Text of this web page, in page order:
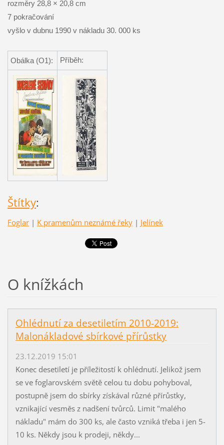
rozměry 28,8 × 20,8 cm
7 pokračování
vyšlo v dubnu 1990 v nákladu 30. 000 ks
Obálka (O1): Příběh:
Štítky:
Foglar | K pramenům neznámé řeky | Jelínek
O knížkách
Ohlédnutí za desetiletím 2010-2019:
Malonákladové sbírkové přírůstky
23.12.2019 15:01
Konec desetiletí je příležitostí k ohlédnutí. Jelikož jsem
se ve foglarovském světě celou tu dobu pohyboval,
postupně jsem do sbírky získával různé přírůstky,
vznikající vesměs z nadšení tvůrců. Limit "malého
nákladu" mám do 300 ks, ale často vzniká třeba i jen 5-
10 ks. Někdy jsou k prodeji, někdy...